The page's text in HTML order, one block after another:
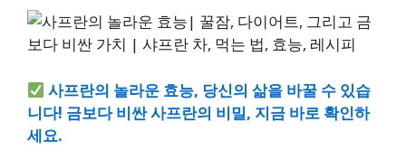
사프란의 놀라운 효능, 당신의 삶을 바꿀 수 있습
니다! 금보다 비싼 사프란의 비밀, 지금 바로 확인하
세요.